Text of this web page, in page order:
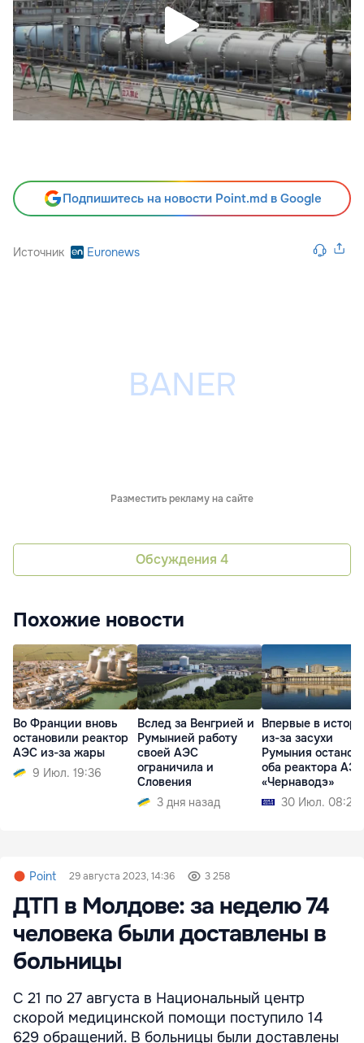
Подпишитесь на новости Point.md в Google
Источник Euronews
Разместить рекламу на сайте
Обсуждения 4
Похожие новости
Во Франции вновь
остановили реактор
АЭС из-за жары
9 Июл. 19:36
Вслед за Венгрией и
Румынией работу
своей АЭС
ограничила и
Словения
3 дня назад
Впервые в
из-за засухи
Румыния
оба реактора АЭС
«Чернаводэ»
30 Июл. 08:28
Point 29 августа 2023, 14:36 3 258
ДТП в Молдове: за неделю 74
человека были доставлены в
больницы
С 21 по 27 августа в Национальный центр
скорой медицинской помощи поступило 14
629 обращений. В больницы были доставлены